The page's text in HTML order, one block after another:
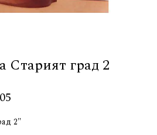
Старият град 2
2"